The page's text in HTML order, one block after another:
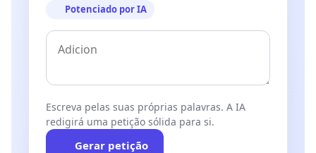
Potenciado por IA
Escreva pelas suas próprias palavras. A IA
redigirá uma petição sólida para si.
Gerar petição